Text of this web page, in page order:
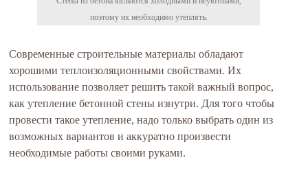
поэтому их необходимо утеплять.
Современные строительные материалы обладают
хорошими теплоизоляционными свойствами. Их
использование позволяет решить такой важный вопрос,
как утепление бетонной стены изнутри. Для того чтобы
провести такое утепление, надо только выбрать один из
возможных вариантов и аккуратно произвести
необходимые работы своими руками.